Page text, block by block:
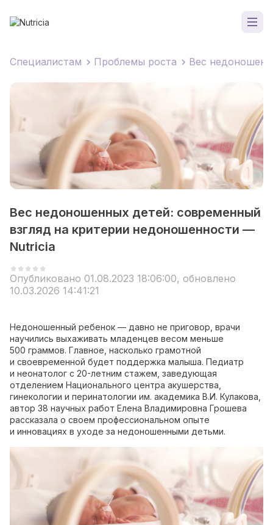
Специалистам Проблемы роста Вес
Вес недоношенных детей: современный
взгляд на критерии недоношенности —
Nutricia
Опубликовано 01.08.2023 18:06:00, обновлено
10.03.2026 14:41:21
Недоношенный ребенок — давно не приговор, врачи
научились выхаживать младенцев весом меньше
500 граммов. Главное, насколько грамотной
и своевременной будет поддержка малыша. Педиатр
и неонатолог с 20-летним стажем, заведующая
отделением Национального центра акушерства,
гинекологии и перинатологии им. академика В.И. Кулакова,
автор 38 научных работ Елена Владимировна Грошева
рассказала о своем профессиональном опыте
и инновациях в уходе за недоношенными детьми.